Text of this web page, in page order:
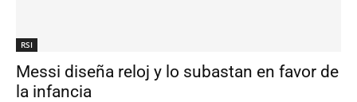
RSI
Messi diseña reloj y lo subastan en favor de
la infancia